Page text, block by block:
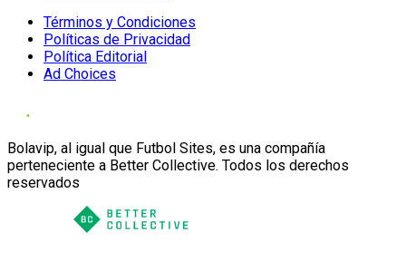
Términos y Condiciones
Políticas de Privacidad
Política Editorial
Ad Choices
Bolavip, al igual que Futbol Sites, es una compañía
perteneciente a Better Collective. Todos los derechos
reservados